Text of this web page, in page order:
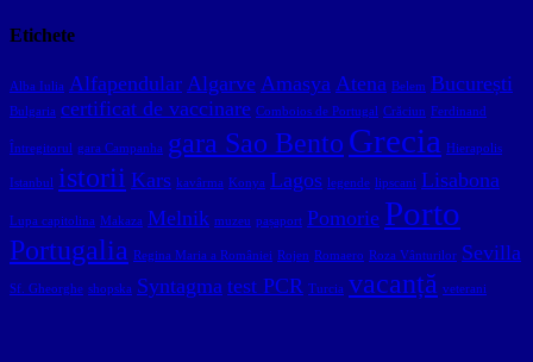
Etichete
Alba Iulia Alfapendular Algarve Amasya Atena Belem București
Bulgaria certificat de vaccinare Comboios de Portugal Crăciun Ferdinand
Întregitorul gara Campanha gara Sao Bento Grecia Hierapolis
Istanbul istorii Kars kavârma Konya Lagos legende lipscani Lisabona
Lupa capitolina Makaza Melnik muzeu pașaport Pomorie Porto
Portugalia Regina Maria a României Rojen Romaero Roza Vânturilor Sevilla
Sf. Gheorghe shopska Syntagma test PCR Turcia vacanță veterani